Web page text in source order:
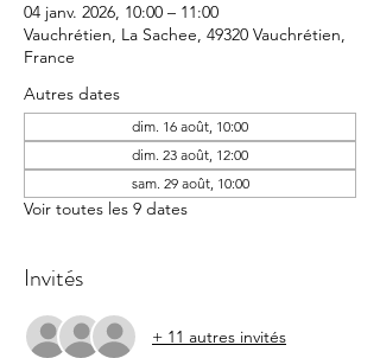
04 janv. 2026, 10:00 – 11:00
Vauchrétien, La Sachee, 49320 Vauchrétien,
France
Autres dates
dim. 16 août, 10:00
dim. 23 août, 12:00
sam. 29 août, 10:00
Voir toutes les 9 dates
Invités
+ 11 autres invités